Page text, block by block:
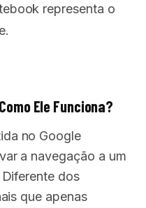
representa o
Ele Funciona?
no Google
a navegação a um
dos
que apenas